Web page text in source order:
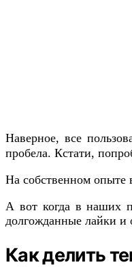
Наверное, все
пробела. Кстати,
На собственном опыте
А вот когда в наших
долгожданные лайки и
Как делить